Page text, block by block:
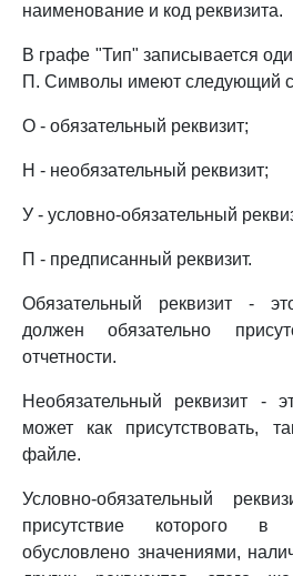
наименование и код реквизита.
В графе "Тип" записывается
П. Символы имеют следующий
О - обязательный реквизит;
Н - необязательный реквизит;
У - условно-обязательный
П - предписанный реквизит.
Обязательный реквизит -
должен обязательно
отчетности.
Необязательный реквизит -
может как присутствовать,
файле.
Условно-обязательный
присутствие которого в
обусловлено значениями,